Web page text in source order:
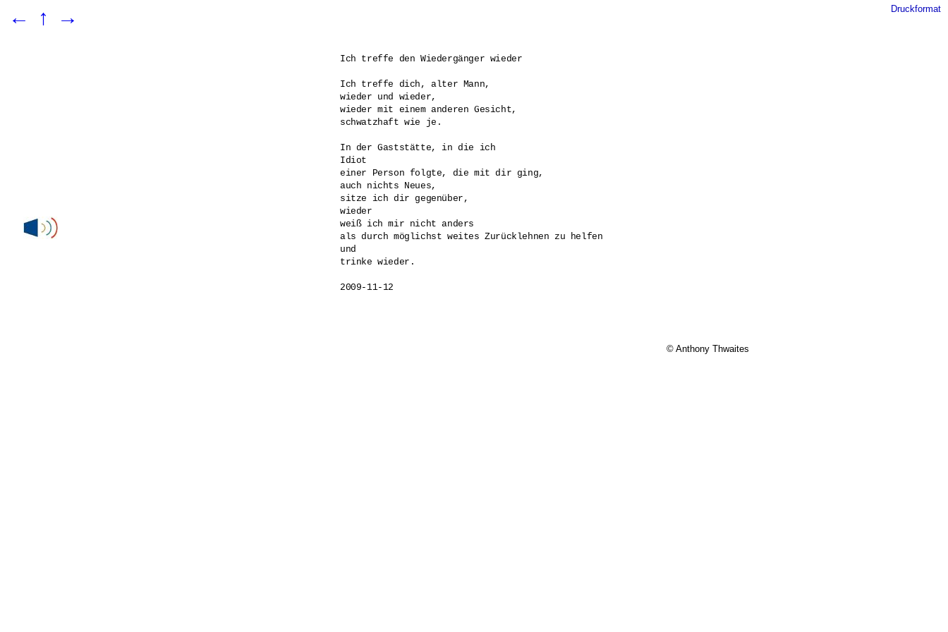
← ↑ → Druckformat
Ich treffe den Wiedergänger wieder
Ich treffe dich, alter Mann,
wieder und wieder,
wieder mit einem anderen Gesicht,
schwatzhaft wie je.
In der Gaststätte, in die ich
Idiot
einer Person folgte, die mit dir ging,
auch nichts Neues,
sitze ich dir gegenüber,
wieder
weiß ich mir nicht anders
als durch möglichst weites Zurücklehnen zu helfen
und
trinke wieder.
© Anthony Thwaites